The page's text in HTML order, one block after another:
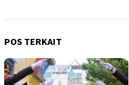
POS TERKAIT